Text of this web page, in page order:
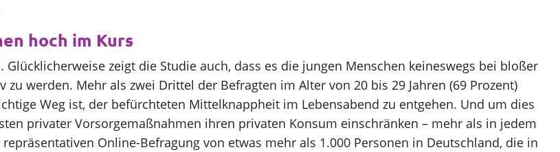
hoch im Kurs
zeigt die Studie auch, dass es die jungen Menschen keineswegs bei bloßer
werden. Mehr als zwei Drittel der Befragten im Alter von 20 bis 29 Jahren (69 Prozent)
Weg ist, der befürchteten Mittelknappheit im Lebensabend zu entgehen. Und um dies
privater Vorsorgemaßnahmen ihren privaten Konsum einschränken – mehr als in jedem
Online-Befragung von etwas mehr als 1.000 Personen in Deutschland, die in